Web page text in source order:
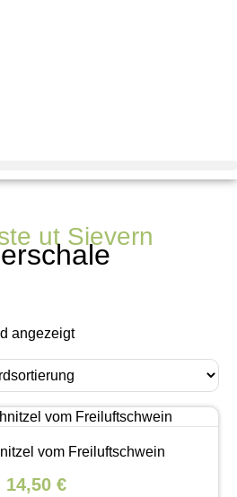
ut Sievern
angezeigt
vom Freiluftschwein
14,50 €